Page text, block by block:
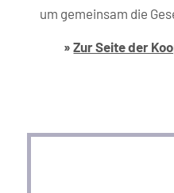
um gemeinsam die
»Zur Seite der